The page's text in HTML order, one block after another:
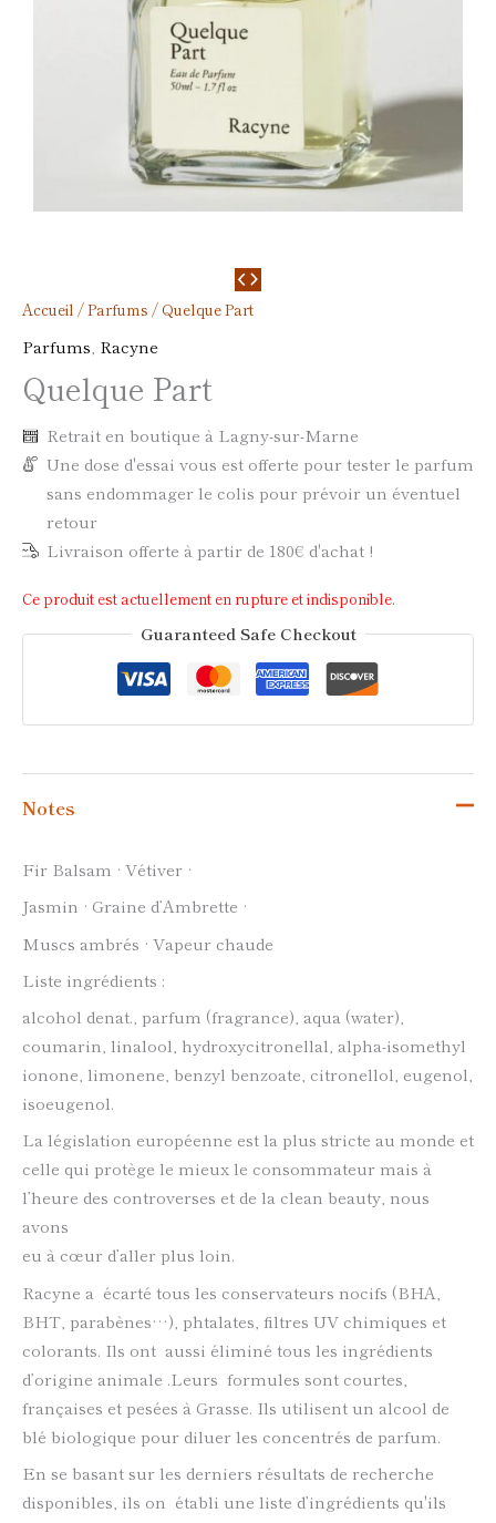
Accueil /Parfums / Quelque Part
Parfums Racyne
Quelque Part
Retrait en boutique à Lagny-sur-Marne
Une dose d'essai vous est offerte pour tester le parfum
sans endommager le colis pour prévoir un éventuel
retour
Livraison offerte à partir de 180€ d'achat !
Ce produit est actuellement en rupture et indisponible.
Guaranteed Safe Checkout
Notes
Fir Balsam · Vétiver ·
Jasmin · Graine d’Ambrette ·
Muscs ambrés · Vapeur chaude
Liste ingrédients :
alcohol denat., parfum (fragrance), aqua (water),
coumarin, linalool, hydroxycitronellal, alpha-isomethyl
ionone, limonene, benzyl benzoate, citronellol, eugenol,
isoeugenol.
La législation européenne est la plus stricte au monde et
celle qui protège le mieux le consommateur mais à
l’heure des controverses et de la clean beauty, nous
avons
eu à cœur d’aller plus loin.
Racyne a écarté tous les conservateurs nocifs (BHA,
BHT, parabènes…), phtalates, filtres UV chimiques et
colorants. Ils ont aussi éliminé tous les ingrédients
d’origine animale .Leurs formules sont courtes,
françaises et pesées à Grasse. Ils utilisent un alcool de
blé biologique pour diluer les concentrés de parfum.
En se basant sur les derniers résultats de recherche
disponibles, ils on établi une liste d’ingrédients qu'ils